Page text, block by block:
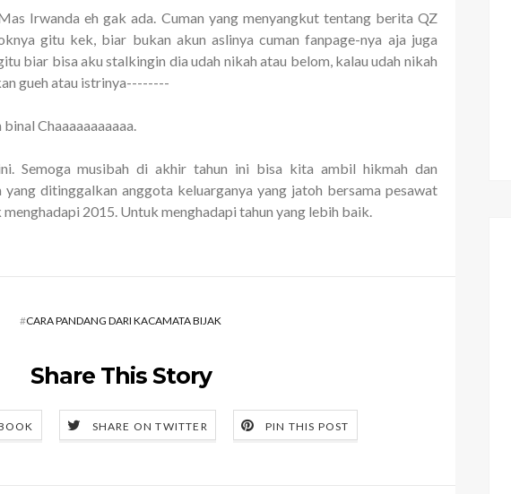
Irwanda eh gak ada. Cuman yang menyangkut tentang berita QZ
gitu kek, biar bukan akun aslinya cuman fanpage-nya aja juga
biar bisa aku stalkingin dia udah nikah atau belom, kalau udah nikah
gueh atau istrinya--------
Chaaaaaaaaaaa.
Semoga musibah di akhir tahun ini bisa kita ambil hikmah dan
yang ditinggalkan anggota keluarganya yang jatoh bersama pesawat
2015. Untuk menghadapi tahun yang lebih baik.
#CARA PANDANG DARI KACAMATA BIJAK
Share This Story
SHARE ON TWITTER PIN THIS POST